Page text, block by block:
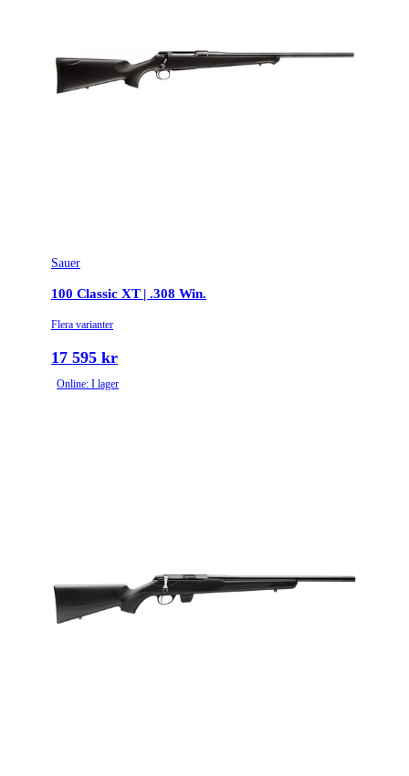
Sauer
100 Classic XT | .308 Win.
Flera varianter
17 595 kr
Online: I lager